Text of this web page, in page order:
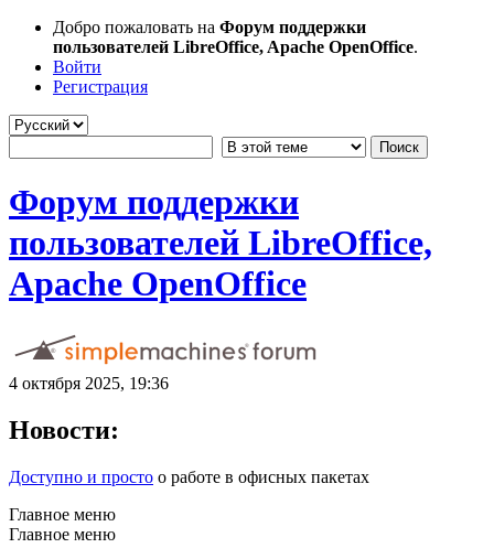
Добро пожаловать на Форум поддержки
пользователей LibreOffice, Apache OpenOffice.
Войти
Регистрация
Форум поддержки
пользователей LibreOffice,
Apache OpenOffice
4 октября 2025, 19:36
Новости:
Доступно и просто о работе в офисных пакетах
Главное меню
Главное меню